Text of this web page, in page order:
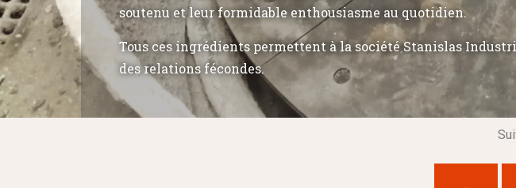
soutenu et leur formidable enthousiasme au quotidien.
Tous ces ingrédients permettent à la société Stanislas
des relations fécondes.